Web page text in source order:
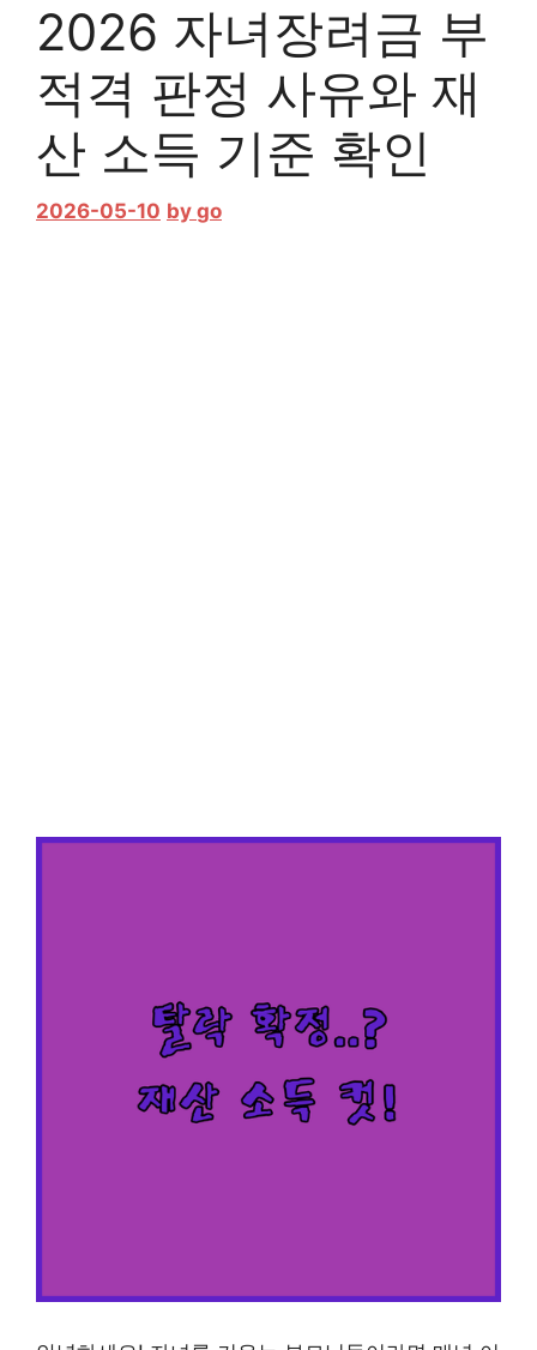
2026 자녀장려금 부
적격 판정 사유와 재
산 소득 기준 확인
2026-05-10 by go